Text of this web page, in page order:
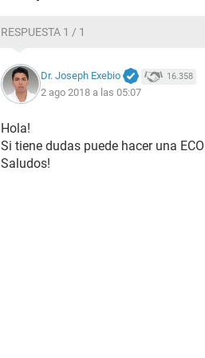
en cuenta la irregularidad de esta
Puede haber fallado el test 54 dias
RESPUESTA 1 / 1
Dr. Joseph Exebio 16.358
2 ago 2018 a las 05:07
Hola!
Si tiene dudas puede hacer una
Saludos!